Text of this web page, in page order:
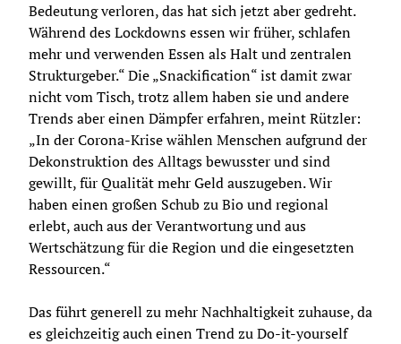
Bedeutung verloren, das hat sich jetzt aber gedreht.
Während des Lockdowns essen wir früher, schlafen
mehr und verwenden Essen als Halt und zentralen
Strukturgeber.“ Die „Snackification“ ist damit zwar
nicht vom Tisch, trotz allem haben sie und andere
Trends aber einen Dämpfer erfahren, meint Rützler:
„In der Corona-Krise wählen Menschen aufgrund der
Dekonstruktion des Alltags bewusster und sind
gewillt, für Qualität mehr Geld auszugeben. Wir
haben einen großen Schub zu Bio und regional
erlebt, auch aus der Verantwortung und aus
Wertschätzung für die Region und die eingesetzten
Ressourcen.“
Das führt generell zu mehr Nachhaltigkeit zuhause, da
es gleichzeitig auch einen Trend zu Do-it-yourself